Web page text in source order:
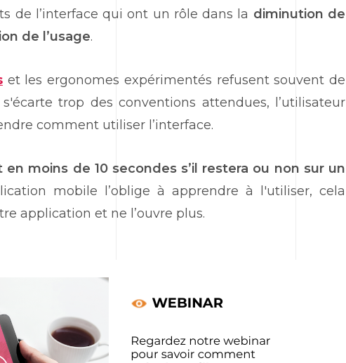
de l’interface qui ont un rôle dans la diminution de
de l’usage.
et les ergonomes expérimentés refusent souvent de
trop des conventions attendues, l’utilisateur
comment utiliser l’interface.
en moins de 10 secondes s’il restera ou non sur un
mobile l’oblige à apprendre à l'utiliser, cela
application et ne l’ouvre plus.